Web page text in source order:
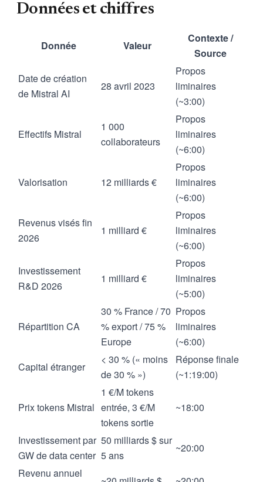
Données et chiffres
Donnée Valeur
Contexte /
Source
Date de création
de Mistral AI
28 avril 2023
Propos
liminaires
(~3:00)
Effectifs Mistral
1 000
collaborateurs
Propos
liminaires
(~6:00)
Valorisation 12 milliards €
Propos
liminaires
(~6:00)
Revenus visés fin
2026
1 milliard €
Propos
liminaires
(~6:00)
Investissement
R&D 2026
1 milliard €
Propos
liminaires
(~5:00)
Répartition CA
30 % France / 70
% export / 75 %
Europe
Propos
liminaires
(~6:00)
Capital étranger
< 30 % (« moins
de 30 % »)
Réponse finale
(~1:19:00)
Prix tokens Mistral
1 €/M tokens
entrée, 3 €/M
tokens sortie
~18:00
Investissement par
GW de data center
50 milliards $ sur
5 ans
~20:00
Revenu annuel